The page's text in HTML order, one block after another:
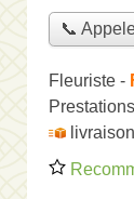
📞
Fleuriste -
livraison